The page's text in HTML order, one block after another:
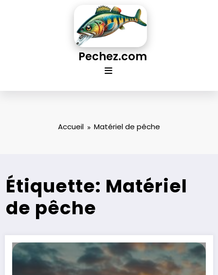
Pechez.com
Accueil Matériel de pêche
Étiquette: Matériel
de pêche